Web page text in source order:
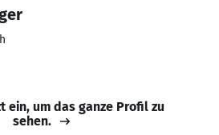
ein, um das ganze Profil zu
sehen.